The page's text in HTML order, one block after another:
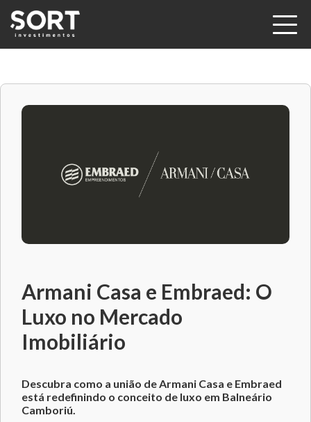
Armani Casa e Embraed: O
Luxo no Mercado
Imobiliário
Descubra como a união de Armani Casa e Embraed
está redefinindo o conceito de luxo em Balneário
Camboriú.